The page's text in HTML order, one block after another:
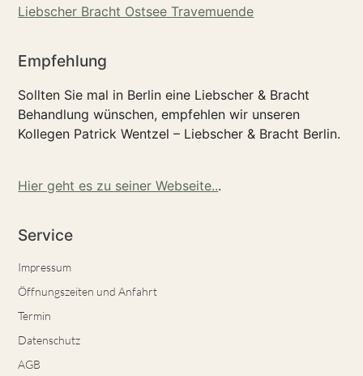
Liebscher Bracht Ostsee Travemuende
Empfehlung
Sollten Sie mal in Berlin eine Liebscher & Bracht
Behandlung wünschen, empfehlen wir unseren
Kollegen Patrick Wentzel – Liebscher & Bracht Berlin.
Hier geht es zu seiner Webseite...
Service
Impressum
Öffnungszeiten und Anfahrt
Termin
Datenschutz
AGB